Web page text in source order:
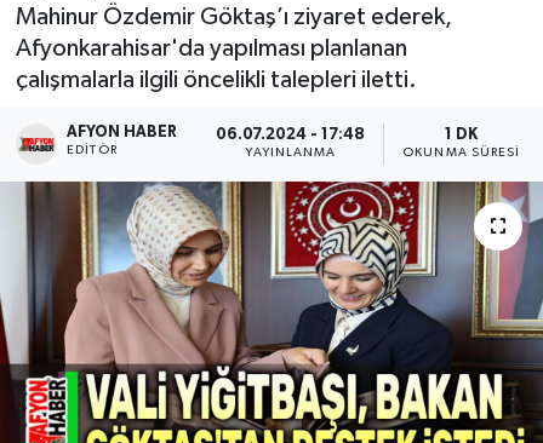
Mahinur Özdemir Göktaş’ı ziyaret ederek,
Afyonkarahisar'da yapılması planlanan
çalışmalarla ilgili öncelikli talepleri iletti.
AFYON HABER
EDITÖR
06.07.2024 - 17:48
YAYINLANMA
1 DK
OKUNMA SÜRESI
Ekonomi